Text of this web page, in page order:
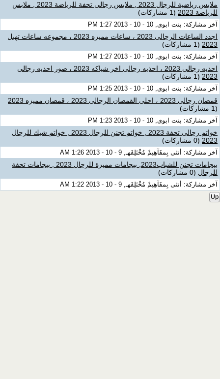
ملابس رياضية للرجال 2023 , ملابس رجالى تحفة للرياضة 2023 , ملابس
للرياضة 2023
(1 مشاركات)
آخر مشاركة: بنت ابوى, 10 - 10 - 2013 1:27 PM
اجدد الساعات الرجالى 2023 ، ساعات مميزه 2023 ، مجموعه ساعات تهبل
2023 (1 مشاركات)
آخر مشاركة: بنت ابوى, 10 - 10 - 2013 1:27 PM
احذيه رجالى 2023 ، احذيه رجالى اخر شياكه 2023 ، صور احذيه رجالى
2023 (1 مشاركات)
آخر مشاركة: بنت ابوى, 10 - 10 - 2013 1:25 PM
قمصان رجالى 2023 ، احلى القمصان الرجالى 2023 ، قمصان مميزه 2023
(1 مشاركات)
آخر مشاركة: بنت ابوى, 10 - 10 - 2013 1:23 PM
خواتم رجالى تحفة 2023 , خواتم تجنن للرجال 2023 , خواتم شيك للرجال
2023 (0 مشاركات)
آخر مشاركة: أنثى بِمفَآهِيمْ مُخْتَلِفَهـ, 9 - 10 - 2013 1:26 AM
بيجامات تجنن للشباب2023, بيجامات مميزة للرجال 2023 , بيجامات تحفة
للرجال (0 مشاركات)
آخر مشاركة: أنثى بِمفَآهِيمْ مُخْتَلِفَهـ, 9 - 10 - 2013 1:22 AM
Up